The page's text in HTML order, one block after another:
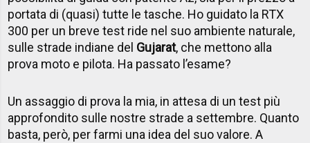
portata di (quasi) tutte le tasche. Ho guidato la RTX
300 per un breve test ride nel suo ambiente naturale,
sulle strade indiane del Gujarat, che mettono alla
prova moto e pilota. Ha passato l’esame?
Un assaggio di prova la mia, in attesa di un test più
approfondito sulle nostre strade a settembre. Quanto
basta, però, per farmi una idea del suo valore. A